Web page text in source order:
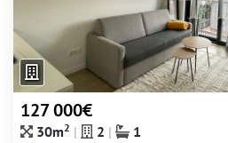
127 000€
30m2 2
1